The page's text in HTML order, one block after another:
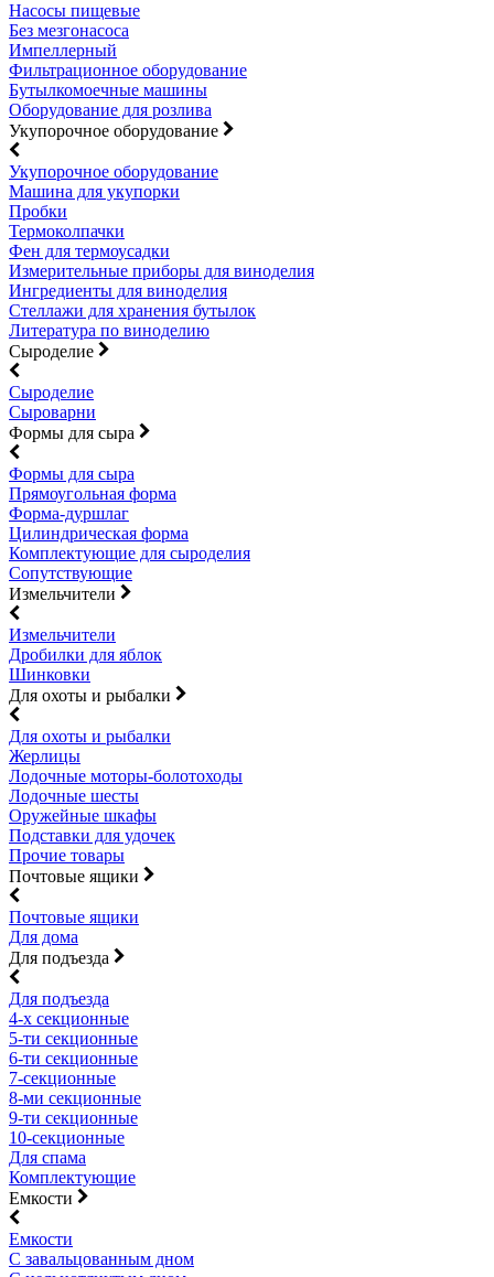
Насосы пищевые
Без мезгонасоса
Импеллерный
Фильтрационное оборудование
Бутылкомоечные машины
Оборудование для розлива
Укупорочное оборудование
Укупорочное оборудование
Машина для укупорки
Пробки
Термоколпачки
Фен для термоусадки
Измерительные приборы для виноделия
Ингредиенты для виноделия
Стеллажи для хранения бутылок
Литература по виноделию
Сыроделие
Сыроделие
Сыроварни
Формы для сыра
Формы для сыра
Прямоугольная форма
Форма-дуршлаг
Цилиндрическая форма
Комплектующие для сыроделия
Сопутствующие
Измельчители
Измельчители
Дробилки для яблок
Шинковки
Для охоты и рыбалки
Для охоты и рыбалки
Жерлицы
Лодочные моторы-болотоходы
Лодочные шесты
Оружейные шкафы
Подставки для удочек
Прочие товары
Почтовые ящики
Почтовые ящики
Для дома
Для подъезда
Для подъезда
4-х секционные
5-ти секционные
6-ти секционные
7-секционные
8-ми секционные
9-ти секционные
10-секционные
Для спама
Комплектующие
Емкости
Емкости
С завальцованным дном